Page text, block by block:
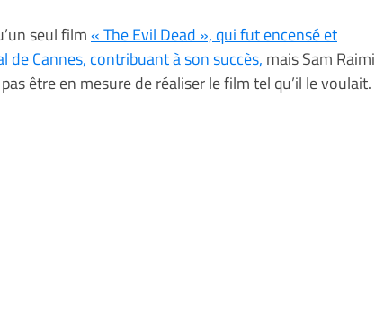
seul film« The Evil Dead », qui fut encensé et
Cannes, contribuant à son succès, mais Sam Raimi
être en mesure de réaliser le film tel qu’il le voulait.